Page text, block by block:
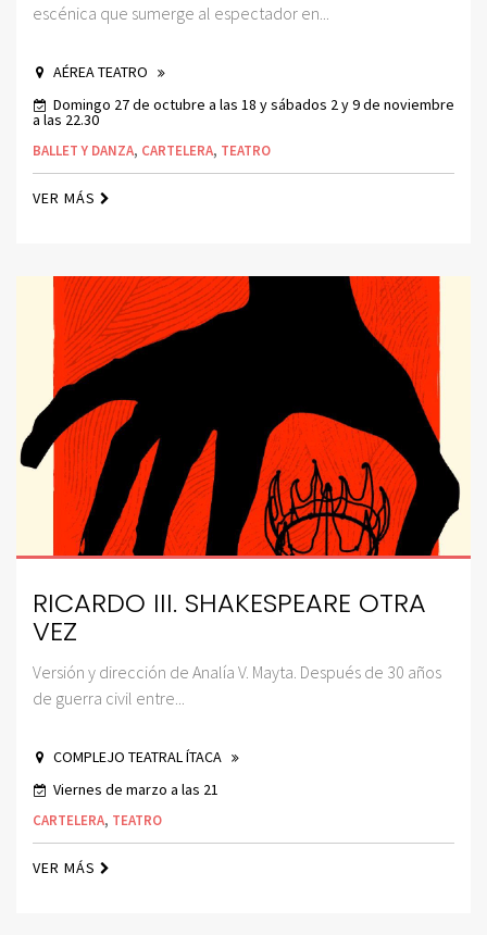
escénica que sumerge al espectador en...
AÉREA TEATRO
Domingo 27 de octubre a las 18 y sábados 2 y 9 de noviembre
a las 22.30
BALLET Y DANZA, CARTELERA, TEATRO
VER MÁS
RICARDO III. SHAKESPEARE OTRA
VEZ
Versión y dirección de Analía V. Mayta. Después de 30 años
de guerra civil entre...
COMPLEJO TEATRAL ÍTACA
Viernes de marzo a las 21
CARTELERA, TEATRO
VER MÁS